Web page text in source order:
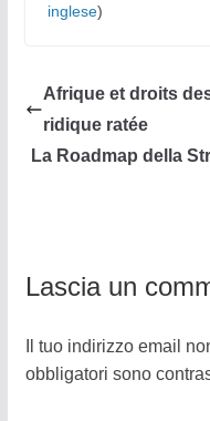
inglese)
Afrique et droits
ridique ratée
La Roadmap della
Lascia un
Il tuo indirizzo email
obbligatori sono